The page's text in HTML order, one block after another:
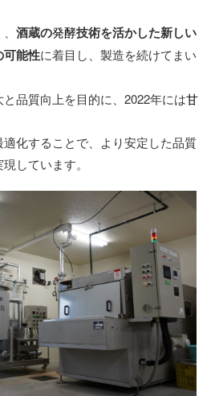
酒蔵の発酵技術を活かした新しい
可能性に着目し、製造を続けてまい
品質向上を目的に、2022年には甘
化することで、より安定した品質
しています。